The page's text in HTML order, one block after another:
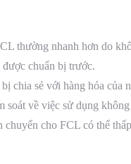
thường nhanh hơn do
chuẩn bị trước.
chia sẻ với hàng hóa của
về việc sử dụng
cho FCL có thể